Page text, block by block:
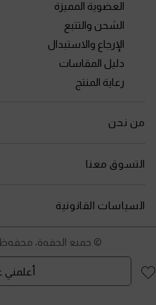
أعلمني
العضوية المميزة
الشحن والتتبع
الإرجاع والاستبدال
دليل المقاسات
رعاية المنتج
من نحن
التسوق معنا
السياسات القانونية
© جميع الحقوق